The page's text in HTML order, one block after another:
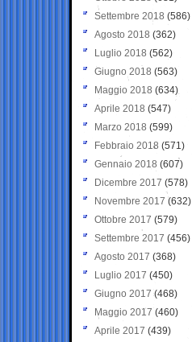
Settembre 2018 (586)
Agosto 2018 (362)
Luglio 2018 (562)
Giugno 2018 (563)
Maggio 2018 (634)
Aprile 2018 (547)
Marzo 2018 (599)
Febbraio 2018 (571)
Gennaio 2018 (607)
Dicembre 2017 (578)
Novembre 2017 (632)
Ottobre 2017 (579)
Settembre 2017 (456)
Agosto 2017 (368)
Luglio 2017 (450)
Giugno 2017 (468)
Maggio 2017 (460)
Aprile 2017 (439)